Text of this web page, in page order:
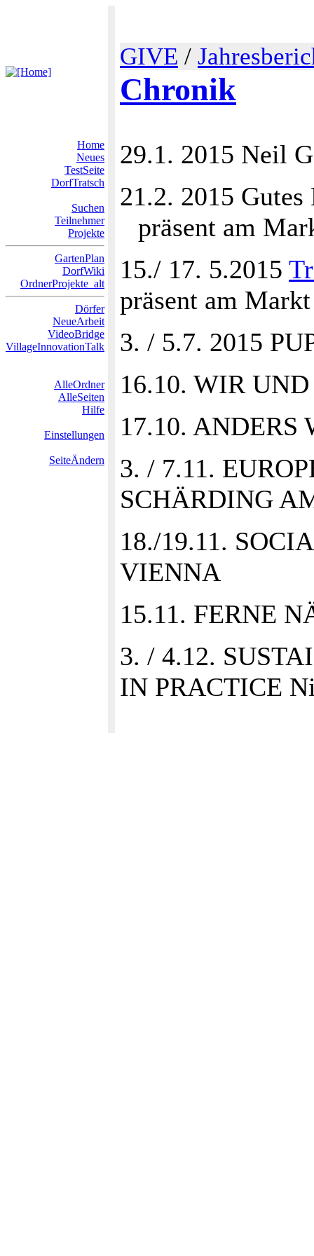
GIVE /
Chronik
Home
Neues
TestSeite
DorfTratsch
Suchen
Teilnehmer
Projekte
GartenPlan
DorfWiki
OrdnerProjekte_alt
Dörfer
NeueArbeit
VideoBridge
VillageInnovationTalk
AlleOrdner
AlleSeiten
Hilfe
Einstellungen
SeiteÄndern
29.1. 2015 Neil
21.2. 2015
präsent am
15./ 17. 5.2015
präsent am
3. / 5.7. 2015
16.10. WIR
17.10.
3. / 7.11.
SCHÄRDING
18./19.11.
VIENNA
15.11. FERNE
3. / 4.12.
IN PRACTICE